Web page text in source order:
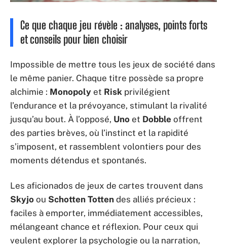
Ce que chaque jeu révèle : analyses, points forts
et conseils pour bien choisir
Impossible de mettre tous les jeux de société dans
le même panier. Chaque titre possède sa propre
alchimie : Monopoly et Risk privilégient
l’endurance et la prévoyance, stimulant la rivalité
jusqu’au bout. À l’opposé, Uno et Dobble offrent
des parties brèves, où l’instinct et la rapidité
s’imposent, et rassemblent volontiers pour des
moments détendus et spontanés.
Les aficionados de jeux de cartes trouvent dans
Skyjo ou Schotten Totten des alliés précieux :
faciles à emporter, immédiatement accessibles,
mélangeant chance et réflexion. Pour ceux qui
veulent explorer la psychologie ou la narration,